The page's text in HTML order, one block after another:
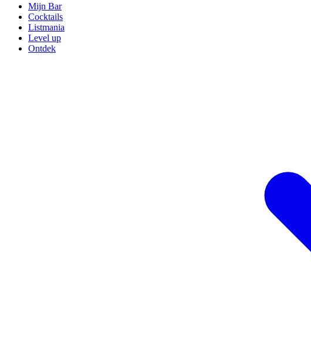
Mijn Bar
Cocktails
Listmania
Level up
Ontdek